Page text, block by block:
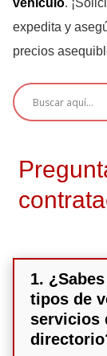
vehículo.
expedita y
precios
1.
tipos de
servicios